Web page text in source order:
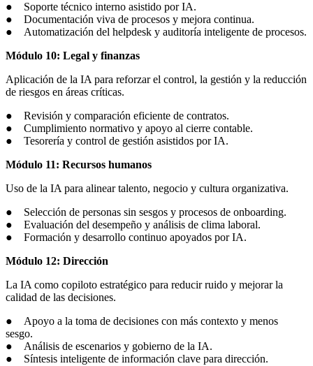
● Soporte técnico interno asistido por IA.
● Documentación viva de procesos y mejora continua.
● Automatización del helpdesk y auditoría inteligente de procesos.
Módulo 10: Legal y finanzas
Aplicación de la IA para reforzar el control, la gestión y la reducción
de riesgos en áreas críticas.
● Revisión y comparación eficiente de contratos.
● Cumplimiento normativo y apoyo al cierre contable.
● Tesorería y control de gestión asistidos por IA.
Módulo 11: Recursos humanos
Uso de la IA para alinear talento, negocio y cultura organizativa.
● Selección de personas sin sesgos y procesos de onboarding.
● Evaluación del desempeño y análisis de clima laboral.
● Formación y desarrollo continuo apoyados por IA.
Módulo 12: Dirección
La IA como copiloto estratégico para reducir ruido y mejorar la
calidad de las decisiones.
● Apoyo a la toma de decisiones con más contexto y menos
sesgo.
● Análisis de escenarios y gobierno de la IA.
● Síntesis inteligente de información clave para dirección.